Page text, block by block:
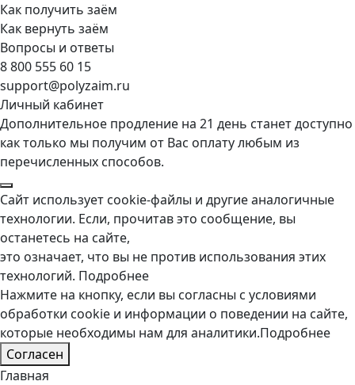
Как получить заём
Как вернуть заём
Вопросы и ответы
8 800 555 60 15
support@polyzaim.ru
Личный кабинет
Дополнительное продление на 21 день станет доступно
как только мы получим от Вас оплату любым из
перечисленных способов.
Сайт использует cookie-файлы и другие аналогичные
технологии. Если, прочитав это сообщение, вы
останетесь на сайте,
это означает, что вы не против использования этих
технологий. Подробнее
Нажмите на кнопку, если вы согласны с условиями
обработки cookie и информации о поведении на сайте,
которые необходимы нам для аналитики.Подробнее
Согласен
Главная